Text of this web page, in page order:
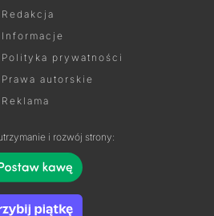
Redakcja
Informacje
Polityka prywatności
Prawa autorskie
Reklama
i rozwój strony: